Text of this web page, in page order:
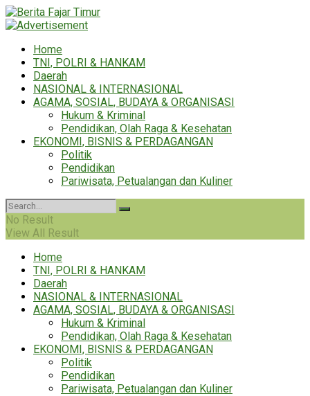
Home
TNI, POLRI & HANKAM
Daerah
NASIONAL & INTERNASIONAL
AGAMA, SOSIAL, BUDAYA & ORGANISASI
Hukum & Kriminal
Pendidikan, Olah Raga & Kesehatan
EKONOMI, BISNIS & PERDAGANGAN
Politik
Pendidikan
Pariwisata, Petualangan dan Kuliner
No Result
View All Result
Home
TNI, POLRI & HANKAM
Daerah
NASIONAL & INTERNASIONAL
AGAMA, SOSIAL, BUDAYA & ORGANISASI
Hukum & Kriminal
Pendidikan, Olah Raga & Kesehatan
EKONOMI, BISNIS & PERDAGANGAN
Politik
Pendidikan
Pariwisata, Petualangan dan Kuliner